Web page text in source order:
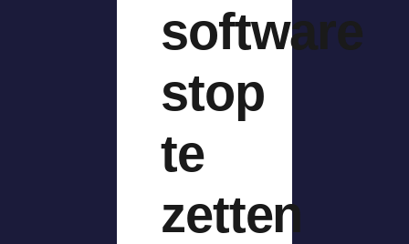
software
stop
te
zetten